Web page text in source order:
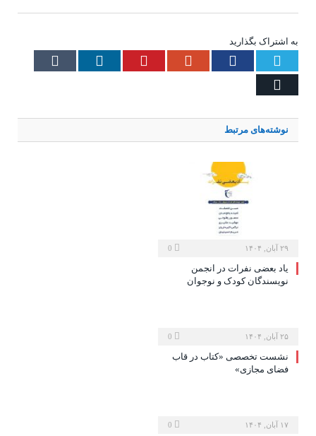
به اشتراک بگذارید
Twitter
Facebook
Google+
Pinterest
LinkedIn
نوشته‌های مرتبط
۲۹ آبان, ۱۴۰۴
یاد بعضی نفرات در انجمن
نویسندگان کودک و نوجوان
۲۵ آبان, ۱۴۰۴
نشست تخصصی «کتاب در قاب
فضای مجازی»
۱۷ آبان, ۱۴۰۴